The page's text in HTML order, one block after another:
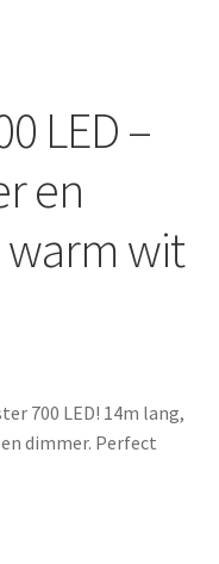
LED –
en
wit
700 LED! 14m lang,
dimmer. Perfect